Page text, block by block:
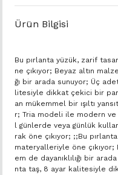
Ürün Bilgisi
Bu pırlanta yüzük, zarif
ne çıkıyor; Beyaz altın
ğı bir arada sunuyor; Üç
litesiyle dikkat çekici bir
an mükemmel bir ışıltı
r; Tria modeli ile modern
l günlerde veya günlük
rak öne çıkıyor; ;;Bu
materyalleriyle öne çıkıyor;
em de dayanıklılığı bir
nta taş, 8 ayar kalitesiyle